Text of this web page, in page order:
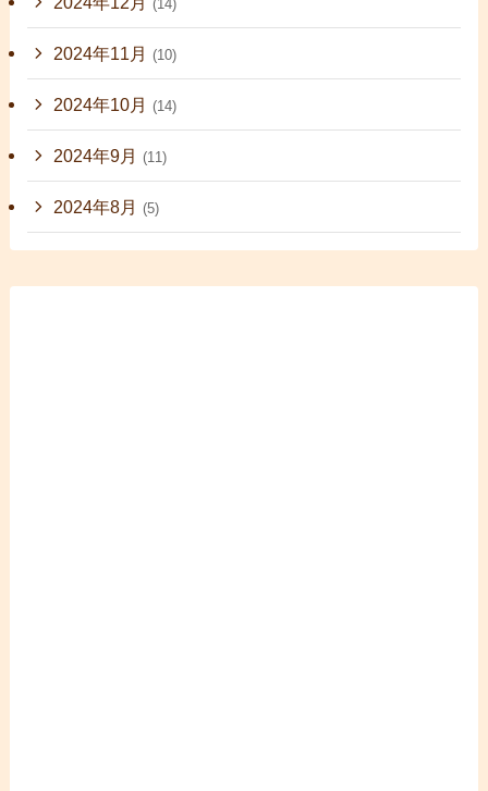
(14)
2024年11月 (10)
2024年10月 (14)
2024年9月 (11)
2024年8月 (5)